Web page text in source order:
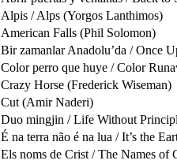
Alpis / Alps (Yorgos Lanthimos)
American Falls (Phil Solomon)
Bir zamanlar Anadolu’da / Once
Color perro que huye / Color
Crazy Horse (Frederick Wiseman)
Cut (Amir Naderi)
Duo mingjin / Life Without
É na terra não é na lua / It’s the
Els noms de Crist / The Names of